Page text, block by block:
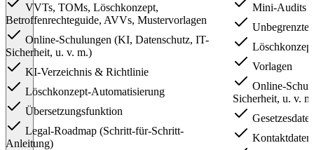
VVTs, TOMs, Löschkonzept,
Betroffenrechteguide, AVVs, Mustervorlagen
Online-Schulungen (KI, Datenschutz, IT-
Sicherheit, u. v. m.)
KI-Verzeichnis & Richtlinie
Löschkonzept-Automatisierung
Übersetzungsfunktion
Legal-Roadmap (Schritt-für-Schritt-
Anleitung)
Mini-Audits
Unbegrenzte
Vorlagen
Online-
Sicherheit, u. v.